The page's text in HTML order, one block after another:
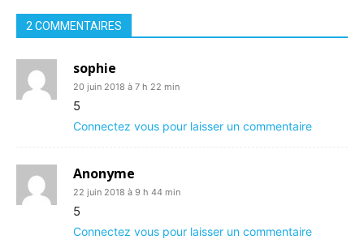
2 COMMENTAIRES
sophie
20 juin 2018 à 7 h 22 min
5
Connectez vous pour laisser un commentaire
Anonyme
22 juin 2018 à 9 h 44 min
5
Connectez vous pour laisser un commentaire